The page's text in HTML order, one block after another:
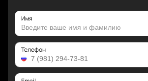
Имя
Телефон